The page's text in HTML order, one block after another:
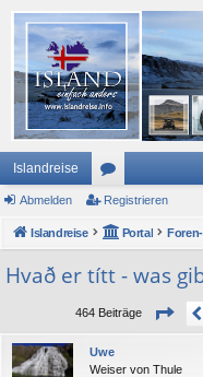
Islandreise
or
en
Abmelden Registrieren
Islandreise Portal
Hvað er títt - was
464 Beiträge
Uwe
Weiser von Thule